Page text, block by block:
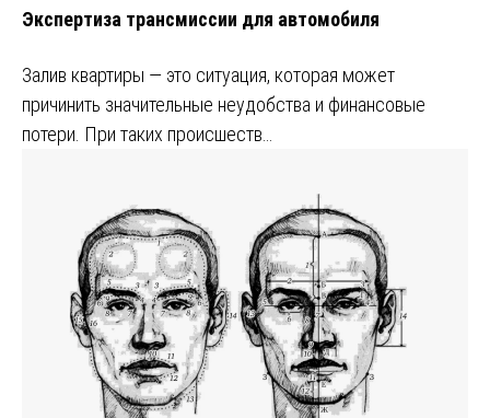
Экспертиза трансмиссии для автомобиля
Залив квартиры — это ситуация, которая может
причинить значительные неудобства и финансовые
потери. При таких происшеств…